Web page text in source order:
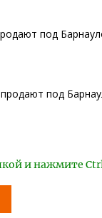
под
под
и нажмите